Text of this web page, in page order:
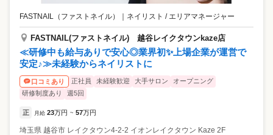
FASTNAIL（ファストネイル） ｜ ネイリスト / エリアマネージャー
FASTNAIL(ファストネイル) 越谷レイクタウンkaze店
≪研修中も給与ありで安心◎業界初✨上場企業が運営で
安定♪≫未経験からネイリストに
口コミあり 正社員 未経験歓迎 大手サロン
オープニング
研修制度あり
週5回
正 月給 23万円 ~ 57万円
埼玉県 越谷市 レイクタウン4-2-2 イオンレイクタウン Kaze 2F